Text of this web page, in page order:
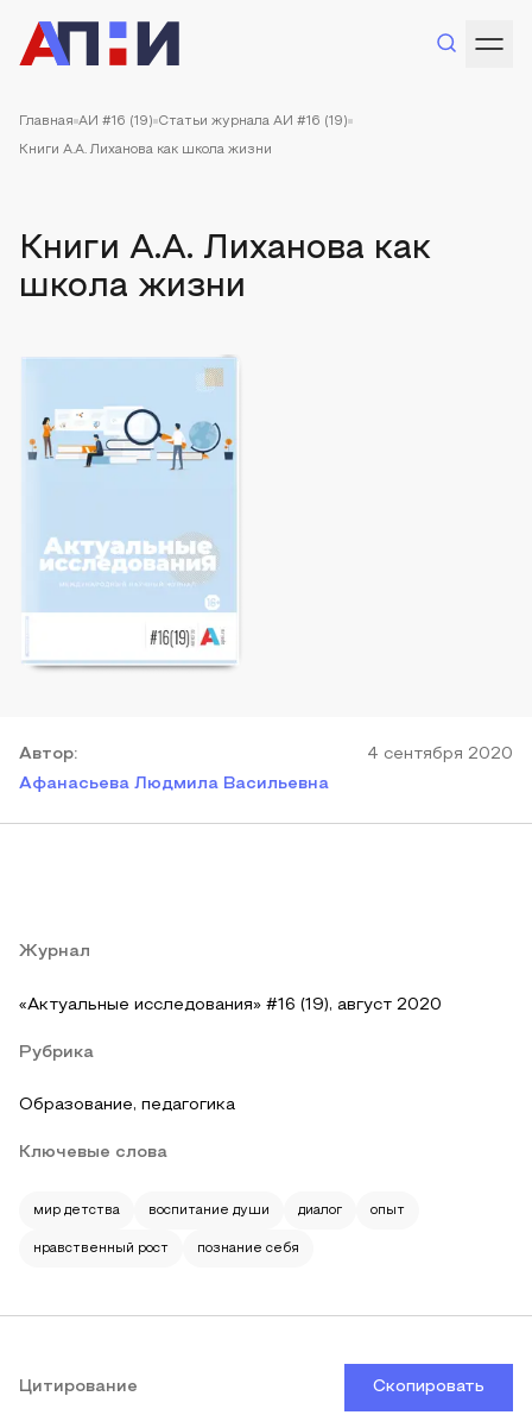
Главная АИ #16 (19) Статьи журнала АИ #16 (19)
Книги А.А. Лиханова как школа жизни
Книги А.А. Лиханова как
школа жизни
Автор:
Афанасьева Людмила Васильевна
4 сентября 2020
Журнал
«Актуальные исследования» #16 (19), август 2020
Рубрика
Образование, педагогика
Ключевые слова
мир детства воспитание души диалог опыт
нравственный рост познание себя
Цитирование Скопировать